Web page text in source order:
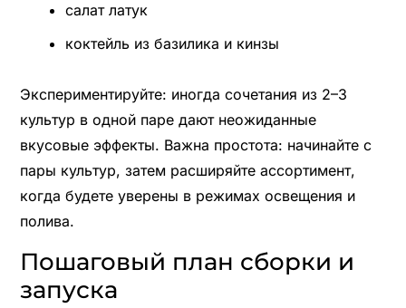
салат латук
коктейль из базилика и кинзы
Экспериментируйте: иногда сочетания из 2–3
культур в одной паре дают неожиданные
вкусовые эффекты. Важна простота: начинайте с
пары культур, затем расширяйте ассортимент,
когда будете уверены в режимах освещения и
полива.
Пошаговый план сборки и
запуска